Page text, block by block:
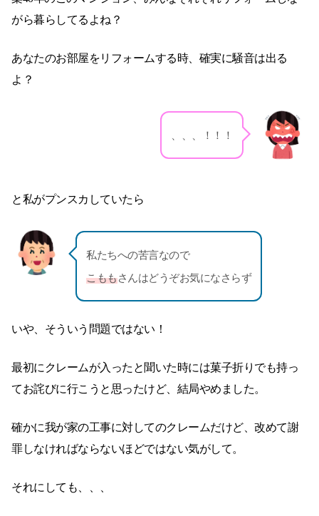
がら暮らしてるよね？
あなたのお部屋をリフォームする時、確実に騒音は出る
よ？
、、、！！！
と私がプンスカしていたら
私たちへの苦言なので
こももさんはどうぞお気になさらず
いや、そういう問題ではない！
最初にクレームが入ったと聞いた時には菓子折りでも持っ
てお詫びに行こうと思ったけど、結局やめました。
確かに我が家の工事に対してのクレームだけど、改めて謝
罪しなければならないほどではない気がして。
それにしても、、、